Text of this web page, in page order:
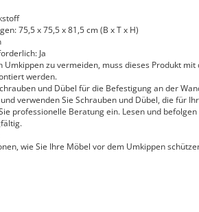
75,5 x 75,5 x 81,5 cm (B x T x H)
Ja
Umkippen zu vermeiden, muss dieses Produkt
werden.
und Dübel für die Befestigung an der
verwenden Sie Schrauben und Dübel, die für
professionelle Beratung ein. Lesen und
wie Sie Ihre Möbel vor dem Umkippen